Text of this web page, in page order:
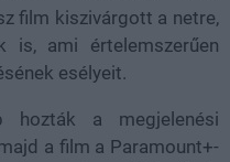
film kiszivárgott a netre,
ami értelemszerűen
esélyeit.
hozták a megjelenési
a film a Paramount+-